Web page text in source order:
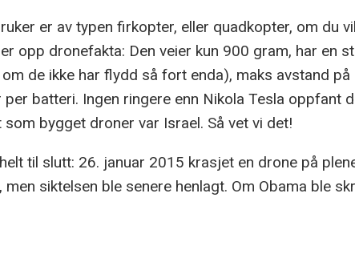
er av typen firkopter, eller quadkopter, om du
opp dronefakta: Den veier kun 900 gram, har en
de ikke har flydd så fort enda), maks avstand
per batteri. Ingen ringere enn Nikola Tesla oppfant
bygget droner var Israel. Så vet vi det!
til slutt: 26. januar 2015 krasjet en drone på
men siktelsen ble senere henlagt. Om Obama ble